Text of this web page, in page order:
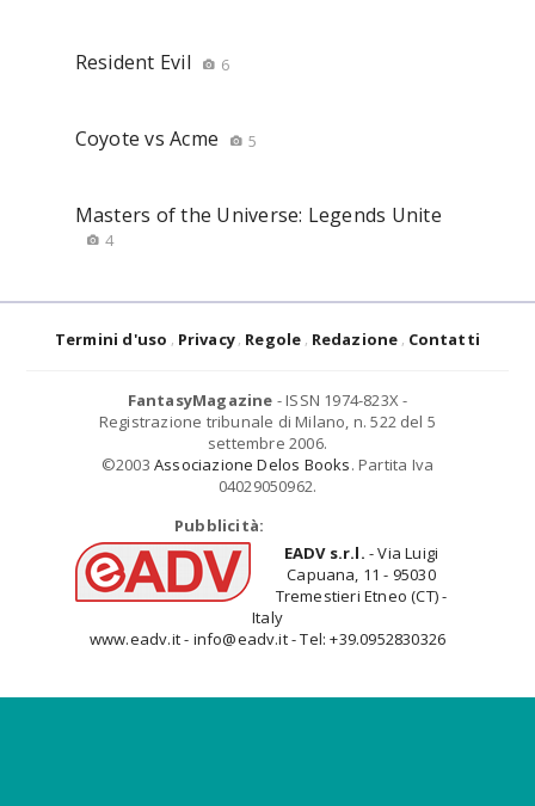
Resident Evil 6
Coyote vs Acme 5
Masters of the Universe: Legends Unite
4
Termini d'uso Privacy Regole Redazione Contatti
FantasyMagazine - ISSN 1974-823X -
Registrazione tribunale di Milano, n. 522 del 5
settembre 2006.
©2003 Associazione Delos Books. Partita Iva
04029050962.
Pubblicità:
EADV s.r.l. - Via Luigi
Capuana, 11 - 95030
Tremestieri Etneo (CT) -
Italy
www.eadv.it - info@eadv.it - Tel: +39.0952830326